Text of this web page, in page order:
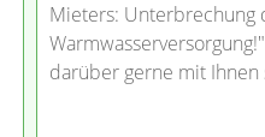
Mieters: Unterbrechung
darüber gerne mit Ihnen